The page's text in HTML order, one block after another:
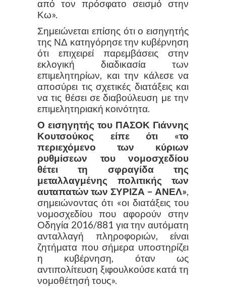
από τον πρόσφατο σεισμό στην
Κω».
Σημειώνεται επίσης ότι ο εισηγητής
της ΝΔ κατηγόρησε την κυβέρνηση
ότι επιχειρεί παρεμβάσεις στην
εκλογική διαδικασία των
επιμελητηρίων, και την κάλεσε να
αποσύρει τις σχετικές διατάξεις και
να τις θέσει σε διαβούλευση με την
επιμελητηριακή κοινότητα.
Ο εισηγητής του ΠΑΣΟΚ Γιάννης
Κουτσούκος είπε ότι «το
περιεχόμενο των κύριων
ρυθμίσεων του νομοσχεδίου
θέτει τη σφραγίδα της
μεταλλαγμένης πολιτικής των
αυταπατών των ΣΥΡΙΖΑ – ΑΝΕΛ»,
σημειώνοντας ότι «οι διατάξεις του
νομοσχεδίου που αφορούν στην
Οδηγία 2016/881 για την αυτόματη
ανταλλαγή πληροφοριών, είναι
ζητήματα που σήμερα υποστηρίζει
η κυβέρνηση, όταν ως
αντιπολίτευση ξιφουλκούσε κατά τη
νομοθέτησή τους».